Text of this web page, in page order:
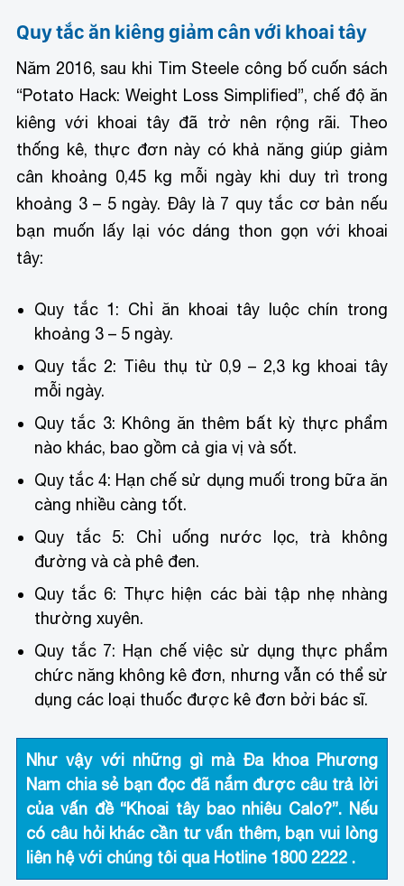
Quy tắc ăn kiêng giảm cân với khoai tây
Năm 2016, sau khi Tim Steele công bố cuốn sách
“Potato Hack: Weight Loss Simplified”, chế độ ăn
kiêng với khoai tây đã trở nên rộng rãi. Theo
thống kê, thực đơn này có khả năng giúp giảm
cân khoảng 0,45 kg mỗi ngày khi duy trì trong
khoảng 3 – 5 ngày. Đây là 7 quy tắc cơ bản nếu
bạn muốn lấy lại vóc dáng thon gọn với khoai
tây:
Quy tắc 1: Chỉ ăn khoai tây luộc chín trong
khoảng 3 – 5 ngày.
Quy tắc 2: Tiêu thụ từ 0,9 – 2,3 kg khoai tây
mỗi ngày.
Quy tắc 3: Không ăn thêm bất kỳ thực phẩm
nào khác, bao gồm cả gia vị và sốt.
Quy tắc 4: Hạn chế sử dụng muối trong bữa ăn
càng nhiều càng tốt.
Quy tắc 5: Chỉ uống nước lọc, trà không
đường và cà phê đen.
Quy tắc 6: Thực hiện các bài tập nhẹ nhàng
thường xuyên.
Quy tắc 7: Hạn chế việc sử dụng thực phẩm
chức năng không kê đơn, nhưng vẫn có thể sử
dụng các loại thuốc được kê đơn bởi bác sĩ.
Như vậy với những gì mà Đa khoa Phương
Nam chia sẻ bạn đọc đã nắm được câu trả lời
của vấn đề “Khoai tây bao nhiêu Calo?”. Nếu
có câu hỏi khác cần tư vấn thêm, bạn vui lòng
liên hệ với chúng tôi qua Hotline 1800 2222 .